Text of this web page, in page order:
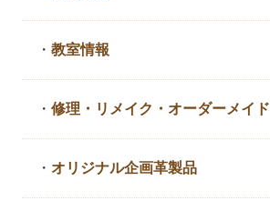
・教室情報
・修理・リメイク・ オーダーメイド
・ オリジナル企画革製品